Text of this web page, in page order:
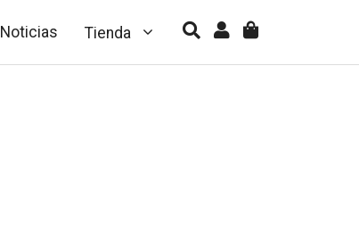
Noticias Tienda